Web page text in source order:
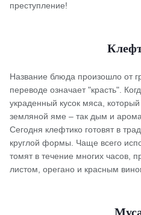
преступление!
Название блюда произошло от
переводе означает "красть".
украденный кусок мяса, который
земляной яме – так дым и
Сегодня клефтико готовят в
круглой формы. Чаще всего
томят в течение многих часов,
листом, орегано и красным